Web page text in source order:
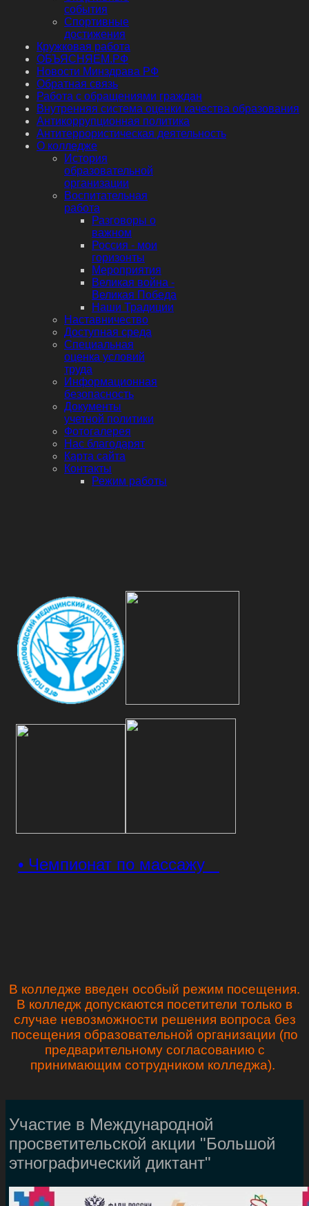
события
Спортивные
достижения
Кружковая работа
ОБЪЯСНЯЕМ.РФ
Новости Минздрава РФ
Обратная связь
Работа с обращениями граждан
Внутренняя система оценки качества образования
Антикоррупционная политика
Антитеррористическая деятельность
О колледже
История
образовательной
организации
Воспитательная
работа
Разговоры о
важном
Россия - мои
горизонты
Мероприятия
Великая война -
Великая Победа
Наши Традиции
Наставничество
Доступная среда
Специальная
оценка условий
труда
Информационная
безопасность
Документы
учетной политики
Фотогалерея
Нас благодарят
Карта сайта
Контакты
Режим работы
• Чемпионат по массажу
В колледже введен особый режим посещения.
В колледж допускаются посетители только в
случае невозможности решения вопроса без
посещения образовательной организации (по
предварительному согласованию с
принимающим сотрудником колледжа).
Участие в Международной
просветительской акции "Большой
этнографический диктант"